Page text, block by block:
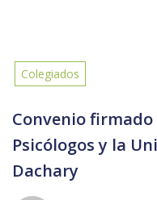
Colegiados
Convenio
Psicólogos y la
Dachary